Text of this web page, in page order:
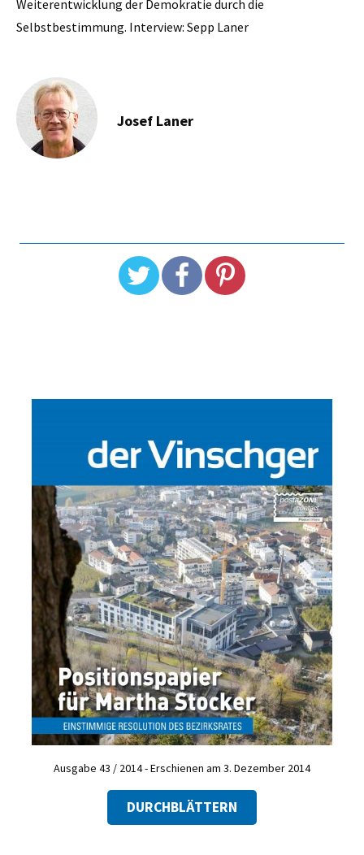
Weiterentwicklung der Demokratie durch die
Selbstbestimmung. Interview: Sepp Laner
Josef Laner
Ausgabe 43 / 2014 - Erschienen am 3. Dezember 2014
DURCHBLÄTTERN